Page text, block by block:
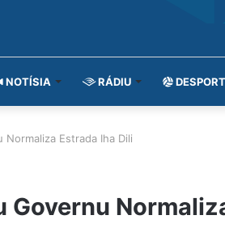
NOTÍSIA RÁDIU
Estrada Iha Dili